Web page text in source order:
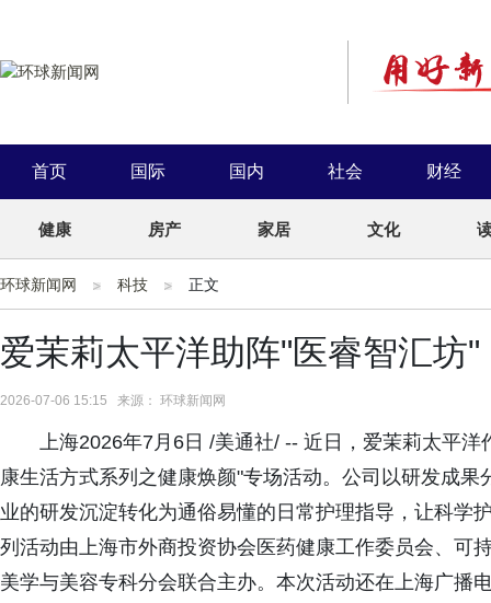
首页 国际 国内 社会 财经
健康 房产 家居 文化
环球新闻网 科技 正文
爱茉莉太平洋助阵"医睿智汇坊
2026-07-06 15:15 来源： 环球新闻网
上海2026年7月6日 /美通社/ -- 近日，爱茉莉太平
康生活方式系列之健康焕颜"专场活动。公司以研发成
业的研发沉淀转化为通俗易懂的日常护理指导，让科学
列活动由上海市外商投资协会医药健康工作委员会、可
美学与美容专科分会联合主办。本次活动还在上海广播